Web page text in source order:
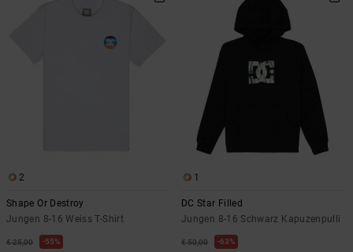
2
Shape Or Destroy
Jungen 8-16 Weiss T-Shirt
€ 25,00 55%
1
DC Star Filled
Jungen 8-16 Schwarz Kapuzenpulli
€ 50,00 63%